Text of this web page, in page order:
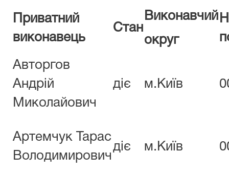
Приватний
виконавець
Стан
Виконавчий
округ
Авторгов
Андрій
Миколайович
діє м.Київ
Артемчук Тарас
Володимирович
діє м.Київ